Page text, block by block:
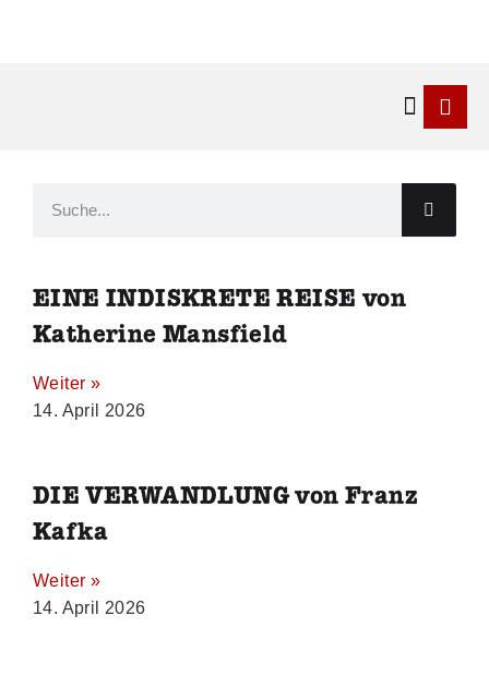
EINE INDISKRETE REISE von
Katherine Mansfield
Weiter »
14. April 2026
DIE VERWANDLUNG von Franz
Kafka
Weiter »
14. April 2026